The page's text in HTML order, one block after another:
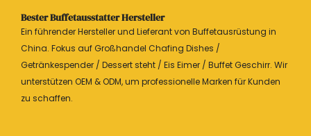
Bester Buffetausstatter Hersteller
Ein führender Hersteller und Lieferant von Buffetausrüstung in
China. Fokus auf Großhandel Chafing Dishes /
Getränkespender / Dessert steht / Eis Eimer / Buffet Geschirr. Wir
unterstützen OEM & ODM, um professionelle Marken für Kunden
zu schaffen.